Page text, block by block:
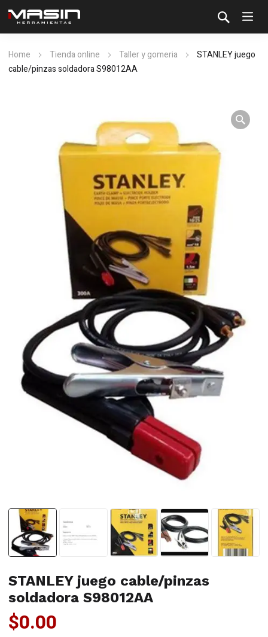
Home Tienda online Taller y gomeria
STANLEY juego
cable/pinzas soldadora S98012AA
STANLEY juego cable/pinzas
soldadora S98012AA
$0.00